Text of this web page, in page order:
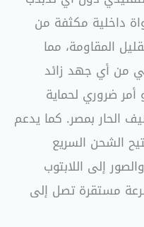
داخلية مكثفة من
المقاومة، مما
من أي جهد زائد
أمر ضروري لحماية
الحار بمصر. كما يدعم
الشحن السريع
إلى اللابتوب
مستقرة تصل إلى